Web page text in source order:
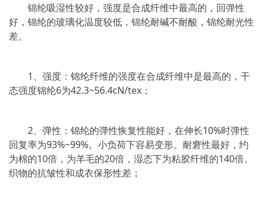
锦纶吸湿性较好，强度是合成纤维中最高的，回弹性
好，锦纶的玻璃化温度较低，锦纶耐碱不耐酸，锦纶耐光性
差。
1、强度：锦纶纤维的强度在合成纤维中是最高的，干
态强度锦纶6为42.3~56.4cN/tex；
2、弹性：锦纶的弹性恢复性能好，在伸长10%时弹性
回复率为93%~99%。小负荷下容易变形。耐窘性最好，约
为棉的10倍，为羊毛的20倍，湿态下为粘胶纤维的140倍。
织物的抗皱性和成衣保形性差；